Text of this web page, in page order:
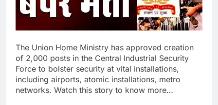
The Union Home Ministry has approved creation
of 2,000 posts in the Central Industrial Security
Force to bolster security at vital installations,
including airports, atomic installations, metro
networks. Watch this story to know more…